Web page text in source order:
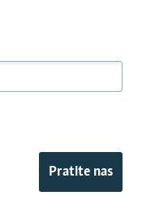
Pratite nas